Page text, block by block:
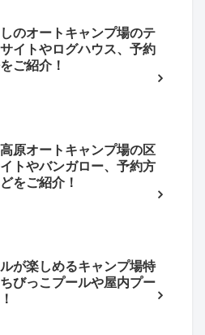
のオートキャンプ場のテ
イトやログハウス、予約
ご紹介！
原オートキャンプ場の区
トやバンガロー、予約方
をご紹介！
が楽しめるキャンプ場特
びっこプールや屋内プー